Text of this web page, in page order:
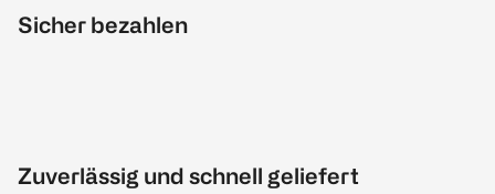
Sicher bezahlen
Zuverlässig und schnell geliefert